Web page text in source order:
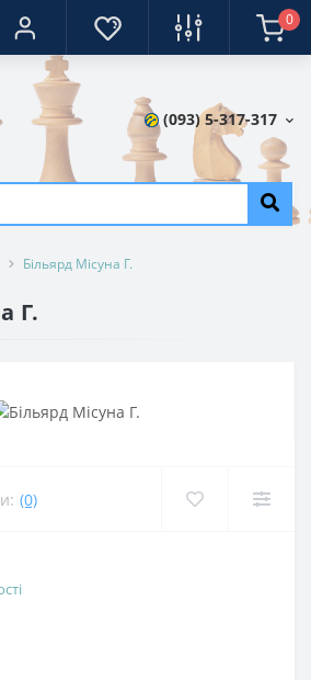
0
(093) 5-317-317
Більярд Місуна Г.
Г.
(0)